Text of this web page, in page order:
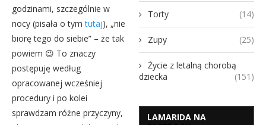
godzinami, szczególnie w
nocy (pisała o tymtutaj), „nie
biorę tego do siebie” – że tak
powiem 😉 To znaczy
postępuję według
opracowanej wcześniej
procedury i po kolei
sprawdzam różne przyczyny,
Torty (14)
Zupy (25)
Życie z letalną chorobą
dziecka
(151)
LAMARIDA NA